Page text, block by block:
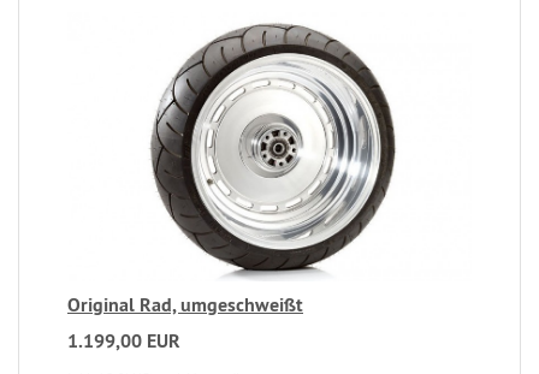
Original Rad, umgeschweißt
1.199,00 EUR